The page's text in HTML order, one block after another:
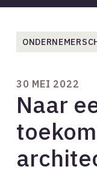
30 MEI 2022
Naar